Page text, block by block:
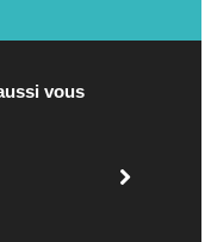
vous